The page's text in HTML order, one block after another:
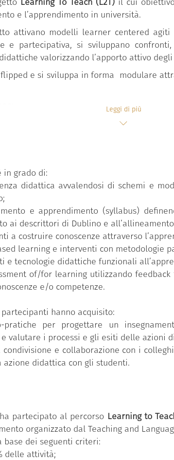
Learning To Teach (L2T) il cui
e l’apprendimento in università.
attivano modelli learner centered agiti
e partecipativa, si sviluppano
valorizzando l’apporto attivo
e si sviluppa in forma modulare
learning;
pari;
didattica;
valutazione.
Leggi di più
in grado di:
didattica avvalendosi di schemi e
e apprendimento (syllabus)
ai descrittori di Dublino e
a costruire conoscenze attraverso
learning e interventi con metodologie
e tecnologie didattiche funzionali
of/for learning utilizzando
e/o competenze.
hanno acquisito:
per progettare un
valutare i processi e gli esiti delle azioni
e collaborazione con i
didattica con gli studenti.
partecipato al percorso Learning to
organizzato dal Teaching and
base dei seguenti criteri:
delle attività;